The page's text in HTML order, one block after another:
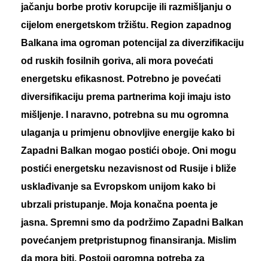
jačanju borbe protiv korupcije ili razmišljanju o
cijelom energetskom tržištu. Region zapadnog
Balkana ima ogroman potencijal za diverzifikaciju
od ruskih fosilnih goriva, ali mora povećati
energetsku efikasnost. Potrebno je povećati
diversifikaciju prema partnerima koji imaju isto
mišljenje. I naravno, potrebna su mu ogromna
ulaganja u primjenu obnovljive energije kako bi
Zapadni Balkan mogao postići oboje. Oni mogu
postići energetsku nezavisnost od Rusije i bliže
usklađivanje sa Evropskom unijom kako bi
ubrzali pristupanje. Moja konačna poenta je
jasna. Spremni smo da podržimo Zapadni Balkan
povećanjem pretpristupnog finansiranja. Mislim
da mora biti. Postoji ogromna potreba za